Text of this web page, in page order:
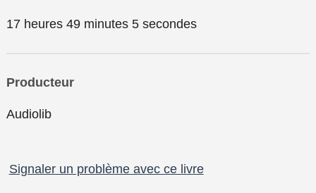
17 heures 49 minutes 5 secondes
Producteur
Audiolib
Signaler un problème avec ce livre